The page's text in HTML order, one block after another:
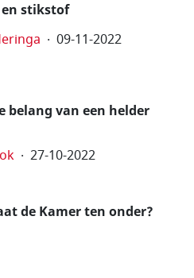
stikstof
09-11-2022
belang van een helder
27-10-2022
de Kamer ten onder?